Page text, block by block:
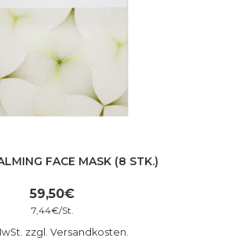
FACE MASK (8 STK.)
59,50€
7,44€/St.
zzgl. Versandkosten.